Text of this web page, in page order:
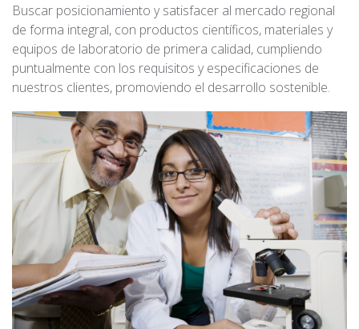
Buscar posicionamiento y satisfacer al mercado regional
de forma integral, con productos científicos, materiales y
equipos de laboratorio de primera calidad, cumpliendo
puntualmente con los requisitos y especificaciones de
nuestros clientes, promoviendo el desarrollo sostenible.